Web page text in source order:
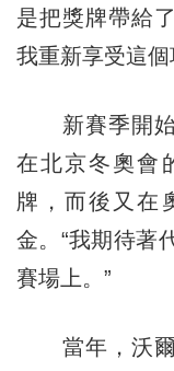
是把獎牌帶給
我重新享受這個
新賽季開始
在北京冬奧會
牌，而後又在
金。“我期待著
賽場上。”
當年，沃爾